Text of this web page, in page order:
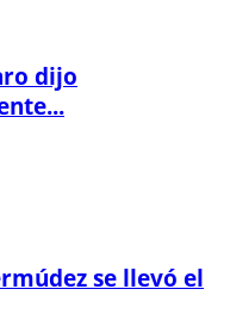
dijo
se llevó el